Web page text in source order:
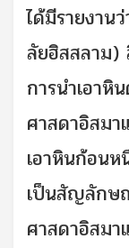
ได้มีรายงาน
ลัยฮิสสลาม)
การนำเอาหิ
ศาสดาอิสมา
เอาหินก้อนห
เป็นสัญลักษ
ศาสดาอิสมา